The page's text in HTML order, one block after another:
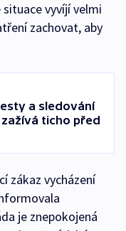
situace vyvíjí velmi
zachovat, aby
a sledování
ticho před
zákaz vycházení
je znepokojená